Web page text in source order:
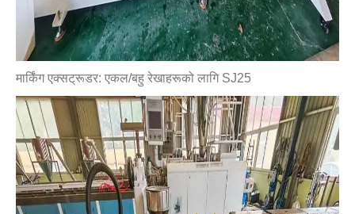
मार्किंग एक्सट्रूडर: एकल/बहु रेखाहरूको लागि SJ25